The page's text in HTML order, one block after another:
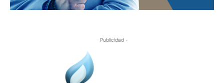
- Publicidad -